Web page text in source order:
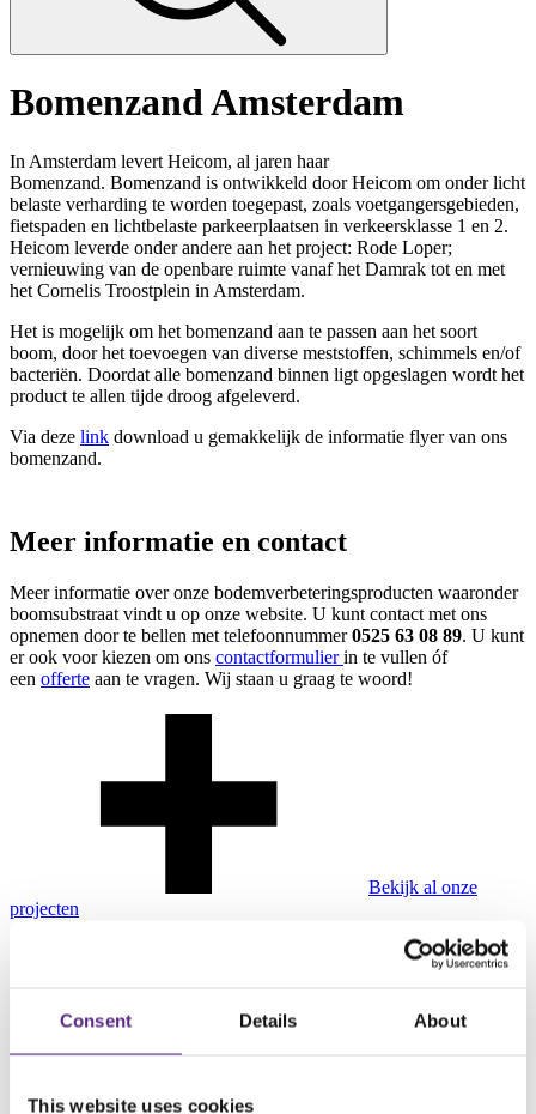
Consent Details About
This website uses cookies
Bomenzand Amsterdam
In Amsterdam levert Heicom, al jaren haar
Bomenzand. Bomenzand is ontwikkeld door Heicom om onder licht
belaste verharding te worden toegepast, zoals voetgangersgebieden,
fietspaden en lichtbelaste parkeerplaatsen in verkeersklasse 1 en 2.
Heicom leverde onder andere aan het project: Rode Loper;
vernieuwing van de openbare ruimte vanaf het Damrak tot en met
het Cornelis Troostplein in Amsterdam.
Het is mogelijk om het bomenzand aan te passen aan het soort
boom, door het toevoegen van diverse meststoffen, schimmels en/of
bacteriën. Doordat alle bomenzand binnen ligt opgeslagen wordt het
product te allen tijde droog afgeleverd.
Via deze link download u gemakkelijk de informatie flyer van ons
bomenzand.
Meer informatie en contact
Meer informatie over onze bodemverbeteringsproducten waaronder
boomsubstraat vindt u op onze website. U kunt contact met ons
opnemen door te bellen met telefoonnummer0525 63 08 89. U kunt
er ook voor kiezen om ons contactformulierin te vullen óf
een offerte aan te vragen. Wij staan u graag te woord!
Bekijk al onze
projecten